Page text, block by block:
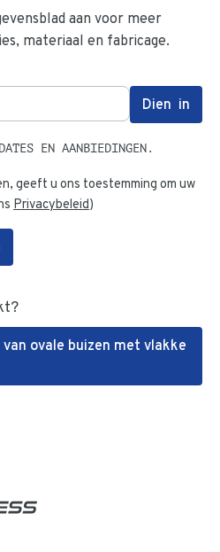
aan voor meer
materiaal en fabricage.
EN AANBIEDINGEN.
geeft u ons toestemming om uw
Privacybeleid)
ovale buizen met vlakke